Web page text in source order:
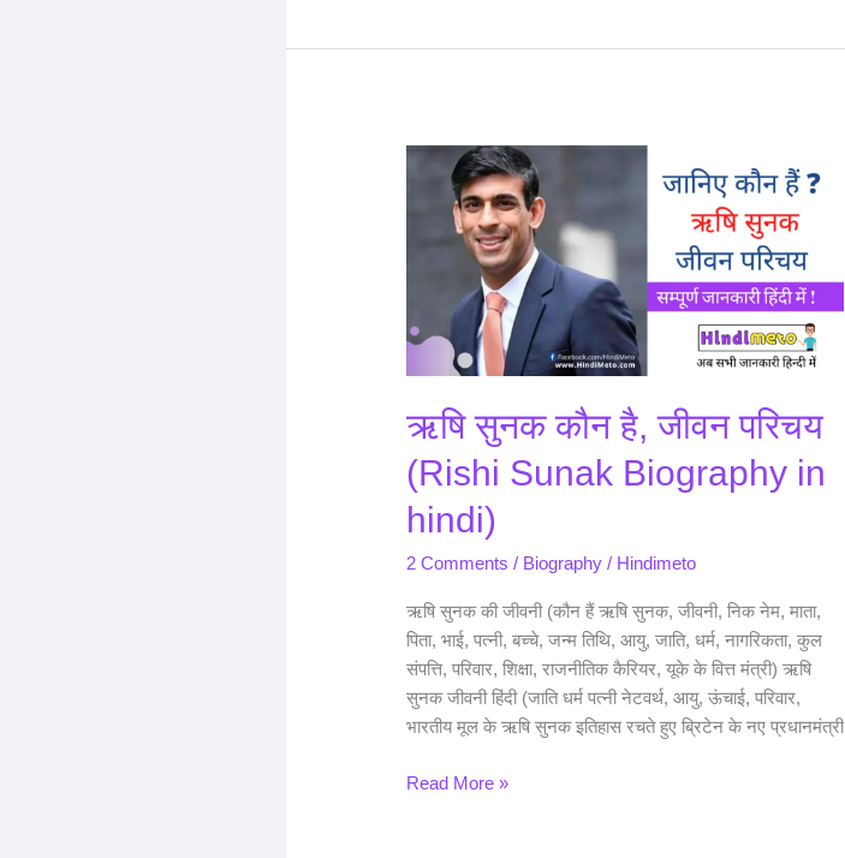
ऋषि सुनक कौन है, जीवन परिचय
(Rishi Sunak Biography in
hindi)
2 Comments / Biography / Hindimeto
ऋषि सुनक की जीवनी (कौन हैं ऋषि सुनक, जीवनी, निक नेम, माता,
पिता, भाई, पत्नी, बच्चे, जन्म तिथि, आयु, जाति, धर्म, नागरिकता, कुल
संपत्ति, परिवार, शिक्षा, राजनीतिक कैरियर, यूके के वित्त मंत्री) ऋषि
सुनक जीवनी हिंदी (जाति धर्म पत्नी नेटवर्थ, आयु, ऊंचाई, परिवार,
भारतीय मूल के ऋषि सुनक इतिहास रचते हुए ब्रिटेन के नए प्रधानमंत्री
ऋषि
(Rishi
Sunak
in
hindi)
Read More »